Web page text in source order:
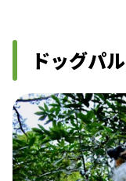
ドッグパ